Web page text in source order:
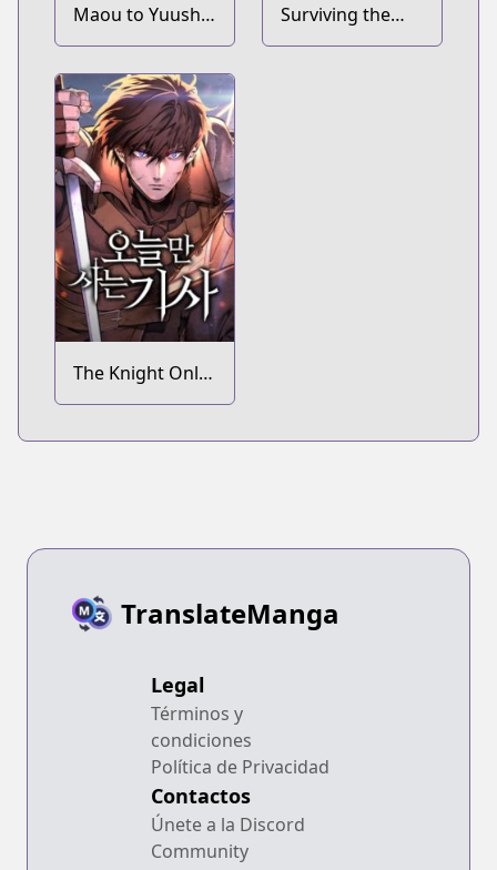
Maou to Yuusha
no Tatakai no
Ura de
Surviving the
Game as a
The Knight Only
Lives Today
TranslateManga
Legal
Términos y
condiciones
Política de Privacidad
Contactos
Únete a la Discord
Community